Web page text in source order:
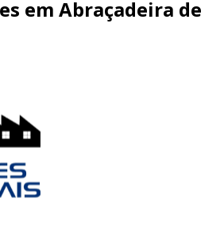
em Abraçadeira de